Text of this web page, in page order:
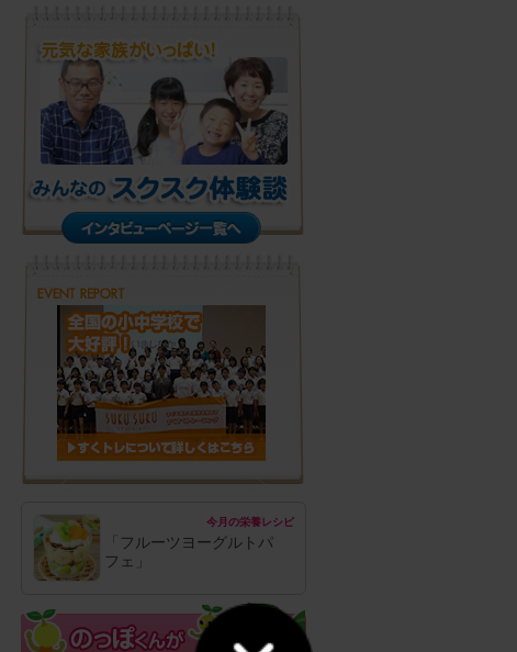
今月の栄養レシピ
「フルーツヨーグルトパ
フェ」